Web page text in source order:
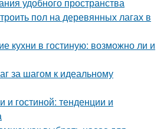
удобного пространства
пол на деревянных лагах в
кухни в гостиную: возможно ли и
за шагом к идеальному
и гостиной: тенденции и